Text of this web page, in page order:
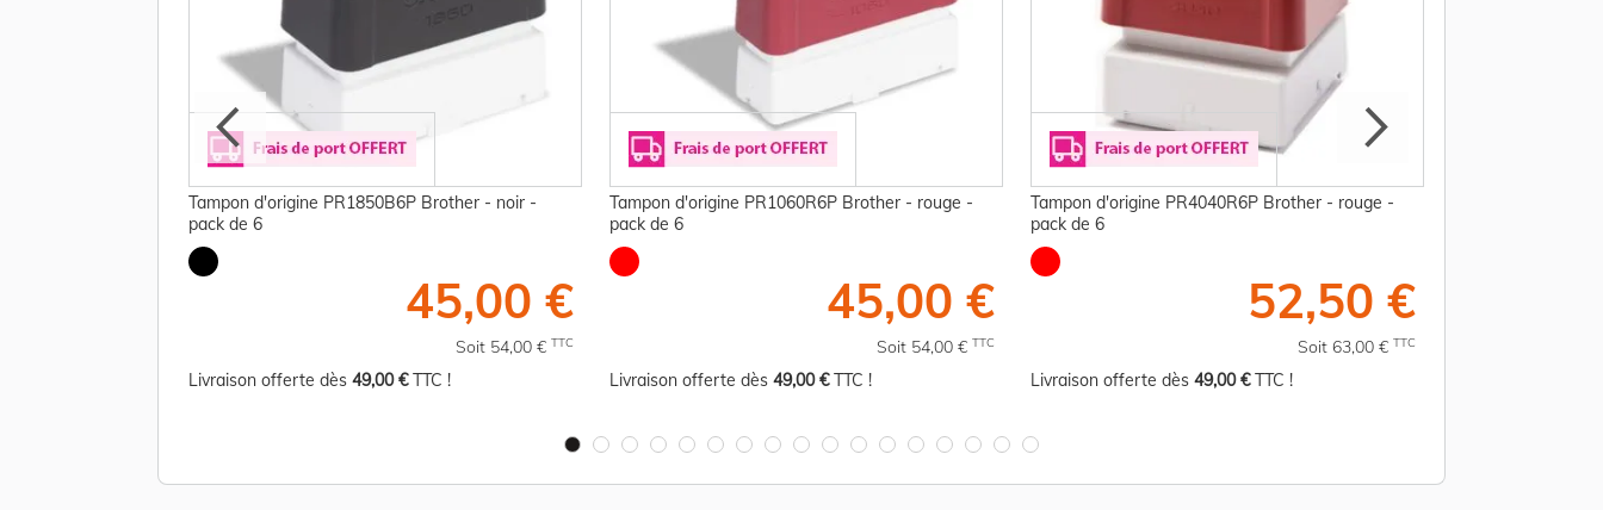
Tampon d'origine PR1850B6P Brother - noir -
pack de 6
45,00 €
Soit 54,00 € TTC
Livraison offerte dès 49,00 €TTC !
Tampon d'origine PR1060R6P Brother - rouge -
pack de 6
45,00 €
Soit 54,00 € TTC
Livraison offerte dès 49,00 €TTC !
Tampon d'origine PR4040R6P Brother - rouge -
pack de 6
52,50 €
Soit 63,00 € TTC
Livraison offerte dès 49,00 €TTC !